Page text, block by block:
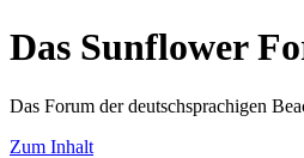
Das Sunflower
Das Forum der deutschsprachigen
Zum Inhalt